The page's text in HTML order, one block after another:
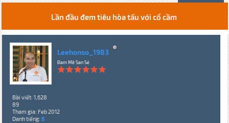
Lần đầu đem tiêu hòa tấu với cổ cầm
Leehonso_1983
Đam Mê San Sẻ
Bài viết: 1,628
89
Tham gia: Feb 2012
Danh tiếng: 6